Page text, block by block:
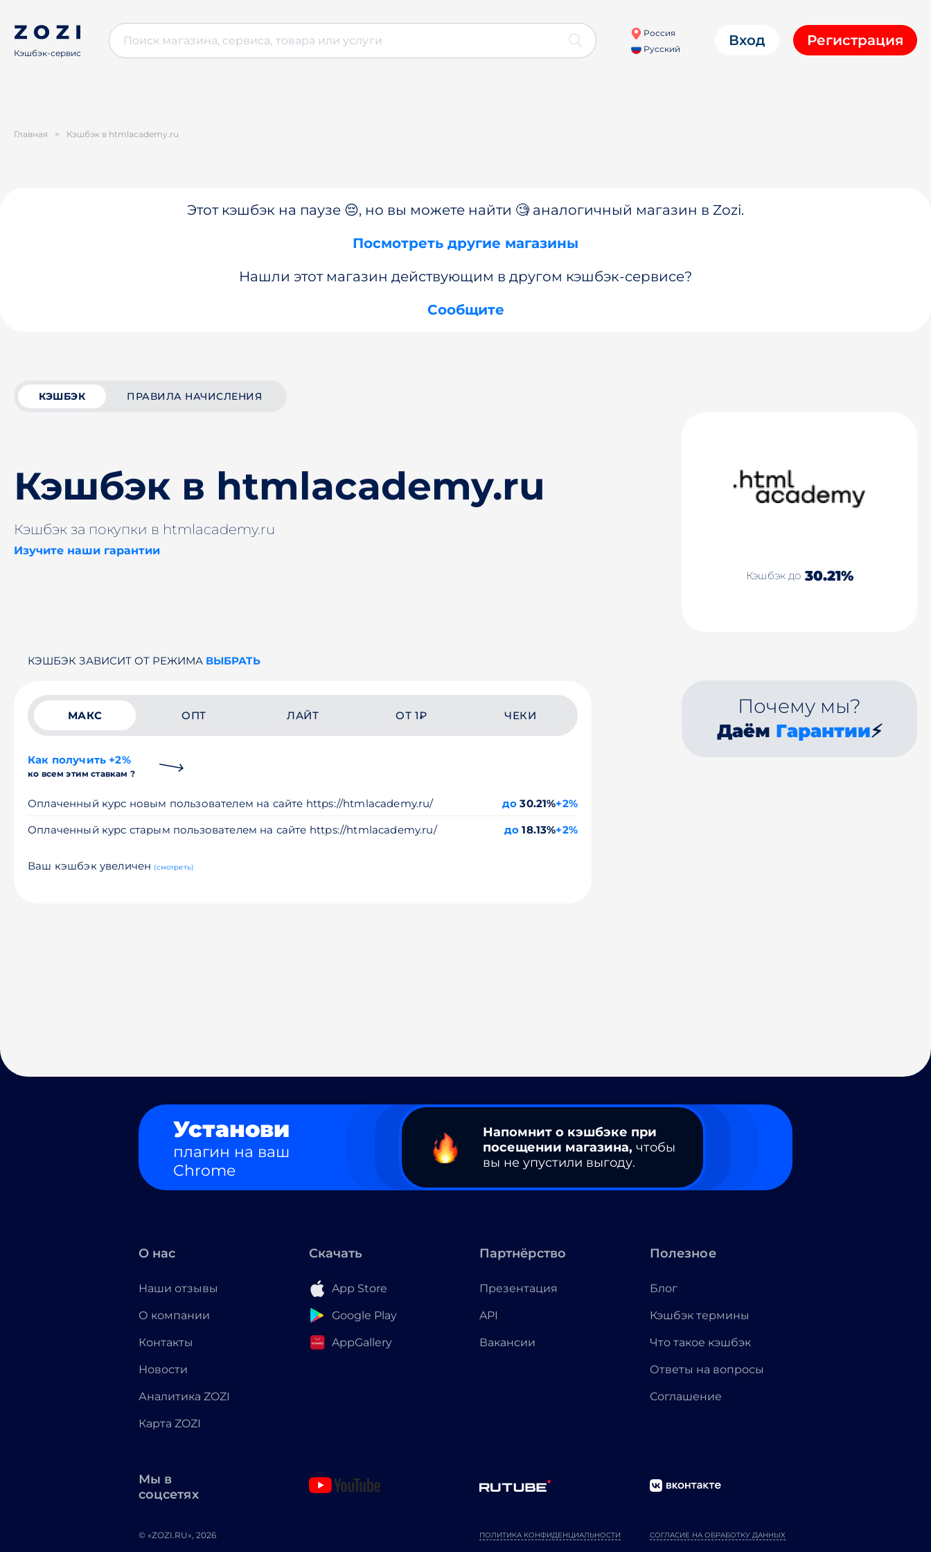
Кэшбэк-сервис
Россия
Русский
Вход Регистрация
Главная > Кэшбэк в htmlacademy.ru
Этот кэшбэк на паузе 😔, но вы можете найти 🧐 аналогичный магазин в Zozi.
Посмотреть другие магазины
Нашли этот магазин действующим в другом кэшбэк-сервисе?
Сообщите
КЭШБЭК ПРАВИЛА НАЧИСЛЕНИЯ
Кэшбэк в htmlacademy.ru
Кэшбэк за покупки в htmlacademy.ru
Изучите наши гарантии
Кэшбэк до 30.21%
КЭШБЭК ЗАВИСИТ ОТ РЕЖИМА ВЫБРАТЬ
МАКС ОПТ ЛАЙТ ОТ 1₽ ЧЕКИ
Как получить +2%
ко всем этим ставкам ?
Оплаченный курс новым пользователем на сайте https://htmlacademy.ru/ до 30.21%+2%
Оплаченный курс старым пользователем на сайте https://htmlacademy.ru/
до 18.13%+2%
Ваш кэшбэк увеличен (смотреть)
Почему мы?
Даём Гарантии⚡
Установи
плагин на ваш
Chrome
Напомнит о кэшбэке при
посещении магазина, чтобы
вы не упустили выгоду.
О нас
Наши отзывы
О компании
Контакты
Новости
Аналитика ZOZI
Карта ZOZI
Скачать
App Store
Google Play
AppGallery
Партнёрство
Презентация
API
Вакансии
Полезное
Блог
Кэшбэк термины
Что такое кэшбэк
Ответы на вопросы
Соглашение
Мы в
соцсетях
© «ZOZI.RU», 2026 ПОЛИТИКА КОНФИДЕНЦИАЛЬНОСТИ СОГЛАСИЕ НА ОБРАБОТКУ ДАННЫХ